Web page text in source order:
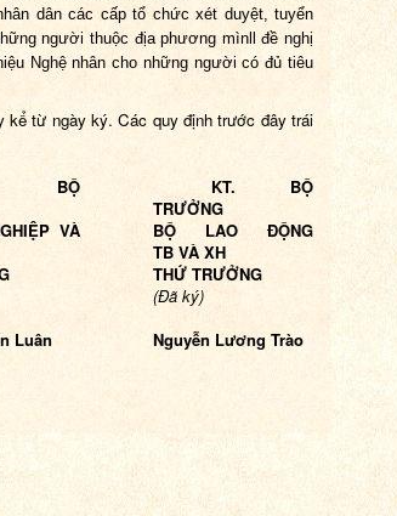
dân các cấp tổ chức xét duyệt, tuyển
người thuộc địa phương mìnll đề nghị
Nghệ nhân cho những người có đủ tiêu
kể từ ngày ký. Các quy định trước đây trái
BỘ
VÀ
KT. BỘ
TRƯỞNG
BỘ LAO ĐỘNG
TB VÀ XH
THỨ TRƯỞNG
(Đã ký)
Luân Nguyễn Lương Trào